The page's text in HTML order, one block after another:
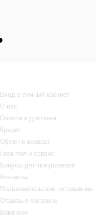
Вход в личный кабинет
О нас
Оплата и доставка
Кредит
Обмен и возврат
Гарантия и сервис
Бонусы для покупателей
Контакты
Пользовательское соглашение
Отзывы о магазине
Вакансии